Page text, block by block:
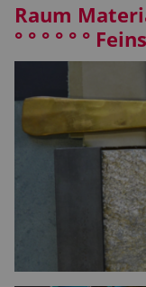
Raum
° ° ° ° ° °